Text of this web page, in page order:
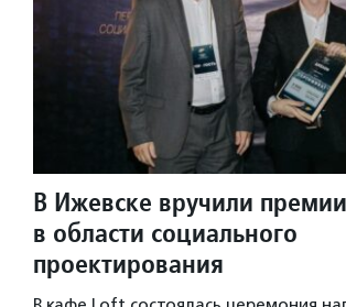
В Ижевске вручили премии
в области социального
проектирования